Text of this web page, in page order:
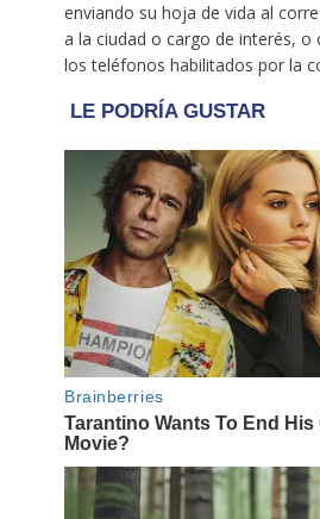
enviando su hoja de vida al
a la ciudad o cargo de interés, o
los teléfonos habilitados por la